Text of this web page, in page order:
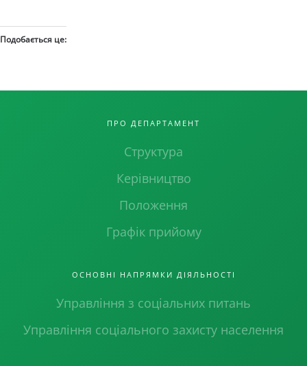
Подобається це:
ПРО ДЕПАРТАМЕНТ
Структура
Керівництво
Положення
Графік прийому
ОСНОВНІ НАПРЯМКИ ДІЯЛЬНОСТІ
Управління з соціальних питань
Управління соціального захисту населення